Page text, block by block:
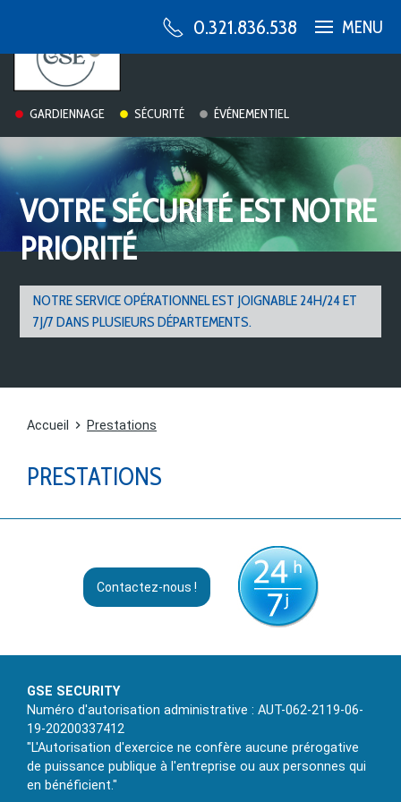
GARDIENNAGE SÉCURITÉ ÉVÉNEMENTIEL
0.321.836.538 MENU
VOTRE SÉCURITÉ EST NOTRE
PRIORITÉ
NOTRE SERVICE OPÉRATIONNEL EST JOIGNABLE 24H/24 ET
7J/7 DANS PLUSIEURS DÉPARTEMENTS.
Accueil Prestations
PRESTATIONS
Contactez-nous !
GSE SECURITY
Numéro d'autorisation administrative : AUT-062-2119-06-
19-20200337412
"L'Autorisation d'exercice ne confère aucune prérogative
de puissance publique à l'entreprise ou aux personnes qui
en bénéficient."